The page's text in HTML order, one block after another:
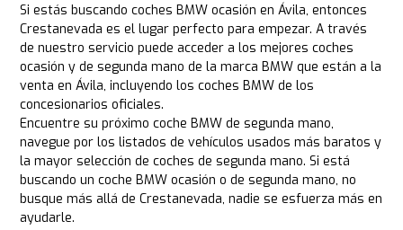
Si estás buscando coches BMW ocasión en Ávila, entonces
Crestanevada es el lugar perfecto para empezar. A través
de nuestro servicio puede acceder a los mejores coches
ocasión y de segunda mano de la marca BMW que están a la
venta en Ávila, incluyendo los coches BMW de los
concesionarios oficiales.
Encuentre su próximo coche BMW de segunda mano,
navegue por los listados de vehículos usados más baratos y
la mayor selección de coches de segunda mano. Si está
buscando un coche BMW ocasión o de segunda mano, no
busque más allá de Crestanevada, nadie se esfuerza más en
ayudarle.